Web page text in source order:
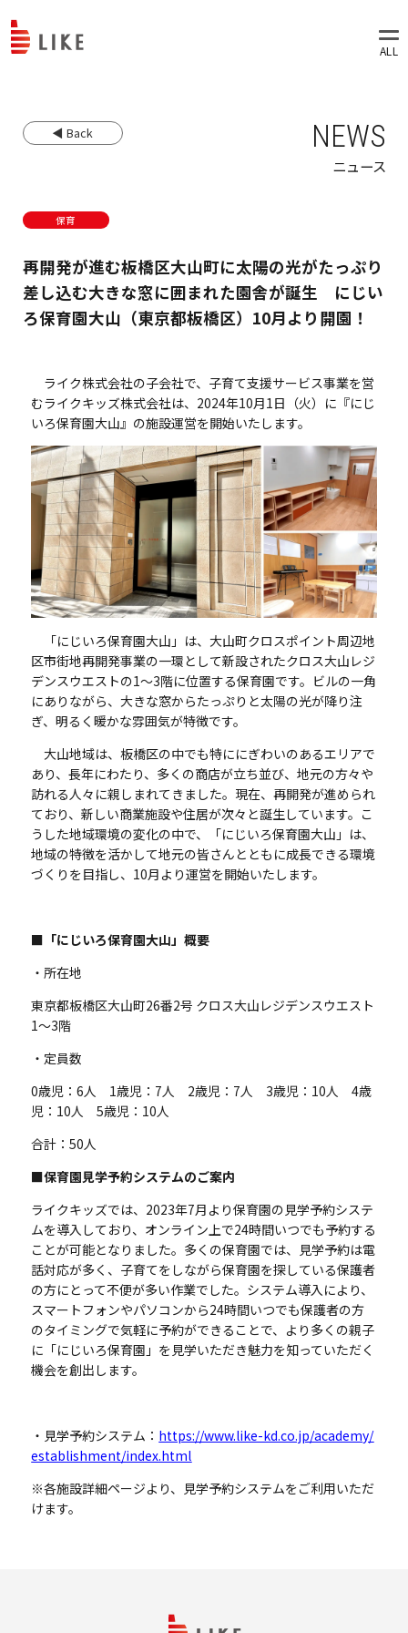
◀ Back NEWS
ニュース
保育
再開発が進む板橋区大山町に太陽の光がたっぷり
差し込む大きな窓に囲まれた園舎が誕生 にじい
ろ保育園大山（東京都板橋区）10月より開園！
ライク株式会社の子会社で、子育て支援サービス事業を営
むライクキッズ株式会社は、2024年10月1日（火）に『にじ
いろ保育園大山』の施設運営を開始いたします。
「にじいろ保育園大山」は、大山町クロスポイント周辺地
区市街地再開発事業の一環として新設されたクロス大山レジ
デンスウエストの1～3階に位置する保育園です。ビルの一角
にありながら、大きな窓からたっぷりと太陽の光が降り注
ぎ、明るく暖かな雰囲気が特徴です。
大山地域は、板橋区の中でも特ににぎわいのあるエリアで
あり、長年にわたり、多くの商店が立ち並び、地元の方々や
訪れる人々に親しまれてきました。現在、再開発が進められ
ており、新しい商業施設や住居が次々と誕生しています。こ
うした地域環境の変化の中で、「にじいろ保育園大山」は、
地域の特徴を活かして地元の皆さんとともに成長できる環境
づくりを目指し、10月より運営を開始いたします。
■「にじいろ保育園大山」概要
・所在地
東京都板橋区大山町26番2号 クロス大山レジデンスウエスト
1～3階
・定員数
0歳児：6人 1歳児：7人 2歳児：7人 3歳児：10人 4歳
児：10人 5歳児：10人
合計：50人
■保育園見学予約システムのご案内
ライクキッズでは、2023年7月より保育園の見学予約システ
ムを導入しており、オンライン上で24時間いつでも予約する
ことが可能となりました。多くの保育園では、見学予約は電
話対応が多く、子育てをしながら保育園を探している保護者
の方にとって不便が多い作業でした。システム導入により、
スマートフォンやパソコンから24時間いつでも保護者の方
のタイミングで気軽に予約ができることで、より多くの親子
に「にじいろ保育園」を見学いただき魅力を知っていただく
機会を創出します。
・見学予約システム： https://www.like-kd.co.jp/academy/
establishment/index.html
※各施設詳細ページより、見学予約システムをご利用いただ
けます。